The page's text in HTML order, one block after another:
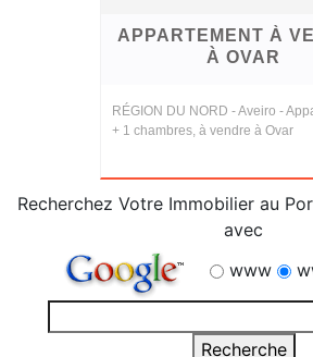
APPARTEMENT À
À OVAR
RÉGION DU NORD - Aveiro -
+ 1 chambres, à vendre à Ovar
Recherchez Votre Immobilier au
avec
www